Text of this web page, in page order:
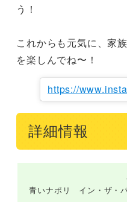
う！
これからも元気に、家
を楽しんでね〜！
https://
詳細情報
青いナポリ イン・ザ・